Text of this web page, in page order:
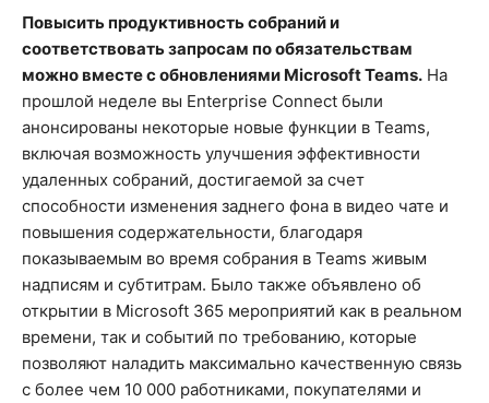
Повысить продуктивность собраний и
соответствовать запросам по обязательствам
можно вместе с обновлениями Microsoft Teams. На
прошлой неделе вы Enterprise Connect были
анонсированы некоторые новые функции в Teams,
включая возможность улучшения эффективности
удаленных собраний, достигаемой за счет
способности изменения заднего фона в видео чате и
повышения содержательности, благодаря
показываемым во время собрания в Teams живым
надписям и субтитрам. Было также объявлено об
открытии в Microsoft 365 мероприятий как в реальном
времени, так и событий по требованию, которые
позволяют наладить максимально качественную связь
с более чем 10 000 работниками, покупателями и